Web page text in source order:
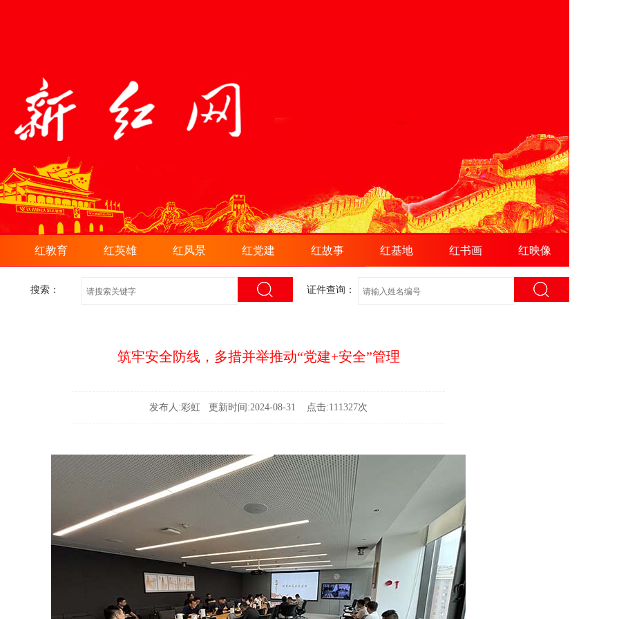
红教育 红英雄 红风景 红党建 红故事 红基地 红书画 红映像
证件查询：
搜索：
筑牢安全防线，多措并举推动“党建+安全”管理
发布人:彩虹 更新时间:2024-08-31 点击:111327次